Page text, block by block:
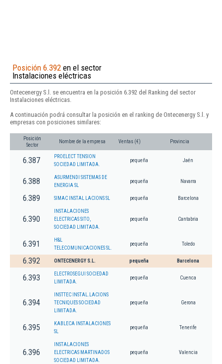
Posición 6.392 en el sector
Instalaciones eléctricas
Ontecenergy S.l. se encuentra en la posición 6.392 del Ranking del sector
Instalaciones eléctricas.
A continuación podrá consultar la posición en el ranking de Ontecenergy S.l. y
empresas con posiciones similares:
Posición
Sector
Nombre de la empresa Ventas (€) Provincia
6.387
PROELECT TENSION
SOCIEDAD LIMITADA.
pequeña Jaén
6.388
ASURMENDI SISTEMAS DE
ENERGIA SL
pequeña Navarra
6.389 SIMAC INSTAL LACIONS SL pequeña Barcelona
6.390
INSTALACIONES
ELECTRICAS SITO,
SOCIEDAD LIMITADA.
pequeña Cantabria
6.391
H&L
TELECOMUNICACIONES SL.
pequeña Toledo
6.392 ONTECENERGY S.L. pequeña Barcelona
6.393
ELECTROSEGUI SOCIEDAD
LIMITADA.
pequeña Cuenca
6.394
INSTTEC INSTAL.LACIONS
TECNIQUES SOCIEDAD
LIMITADA.
pequeña Gerona
6.395
KABLECA INSTALACIONES
SL
pequeña Tenerife
6.396
INSTALACIONES
ELECTRICAS MARTINADOS
SOCIEDAD LIMITADA.
pequeña Valencia